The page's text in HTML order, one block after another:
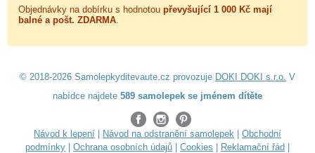
Objednávky na dobírku s hodnotou převyšující 1 000 Kč mají
balné a pošt. ZDARMA.
© 2018-2026 Samolepkyditevaute.cz provozuje DOKI DOKI s.r.o. V
nabídce najdete 589 samolepek se jménem dítěte
Návod k lepení Návod na odstranění samolepek
Obchodní
podmínky
Ochrana osobních údajů Cookies Reklamační řád